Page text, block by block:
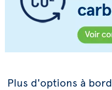
Plus d'options à bord